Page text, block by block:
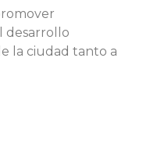
desarrollo
la ciudad tanto a